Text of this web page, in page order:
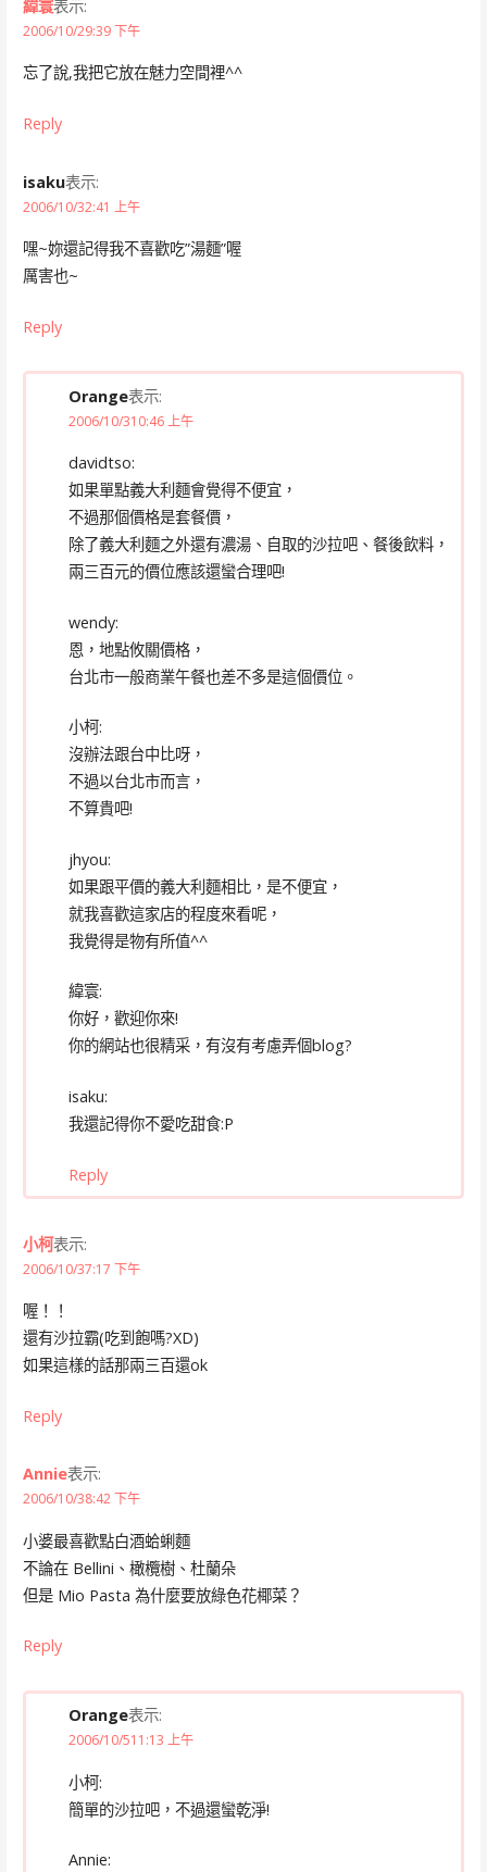
緯寰表示:
2006/10/29:39 下午
忘了說,我把它放在魅力空間裡^^
Reply
isaku表示:
2006/10/32:41 上午
嘿~妳還記得我不喜歡吃”湯麵”喔
厲害也~
Reply
Orange表示:
2006/10/310:46 上午
davidtso:
如果單點義大利麵會覺得不便宜，
不過那個價格是套餐價，
除了義大利麵之外還有濃湯、自取的沙拉吧、餐後飲料，
兩三百元的價位應該還蠻合理吧!
wendy:
恩，地點攸關價格，
台北市一般商業午餐也差不多是這個價位。
小柯:
沒辦法跟台中比呀，
不過以台北市而言，
不算貴吧!
jhyou:
如果跟平價的義大利麵相比，是不便宜，
就我喜歡這家店的程度來看呢，
我覺得是物有所值^^
緯寰:
你好，歡迎你來!
你的網站也很精采，有沒有考慮弄個blog?
isaku:
我還記得你不愛吃甜食:P
Reply
小柯表示:
2006/10/37:17 下午
喔！！
還有沙拉霸(吃到飽嗎?XD)
如果這樣的話那兩三百還ok
Reply
Annie表示:
2006/10/38:42 下午
小婆最喜歡點白酒蛤蜊麵
不論在 Bellini、橄欖樹、杜蘭朵
但是 Mio Pasta 為什麼要放綠色花椰菜？
Reply
Orange表示:
2006/10/511:13 上午
小柯:
簡單的沙拉吧，不過還蠻乾淨!
Annie: